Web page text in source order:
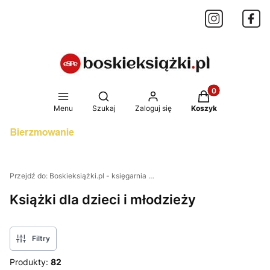
Menu
Otwórz wyszukiwarkę
Szukaj Zaloguj się
Produkty w
Koszyk
Przejdź do: Boskieksiążki.pl - księgarnia internetowa
Książki dla dzieci i młodzieży
Filtry
Produkty: 82